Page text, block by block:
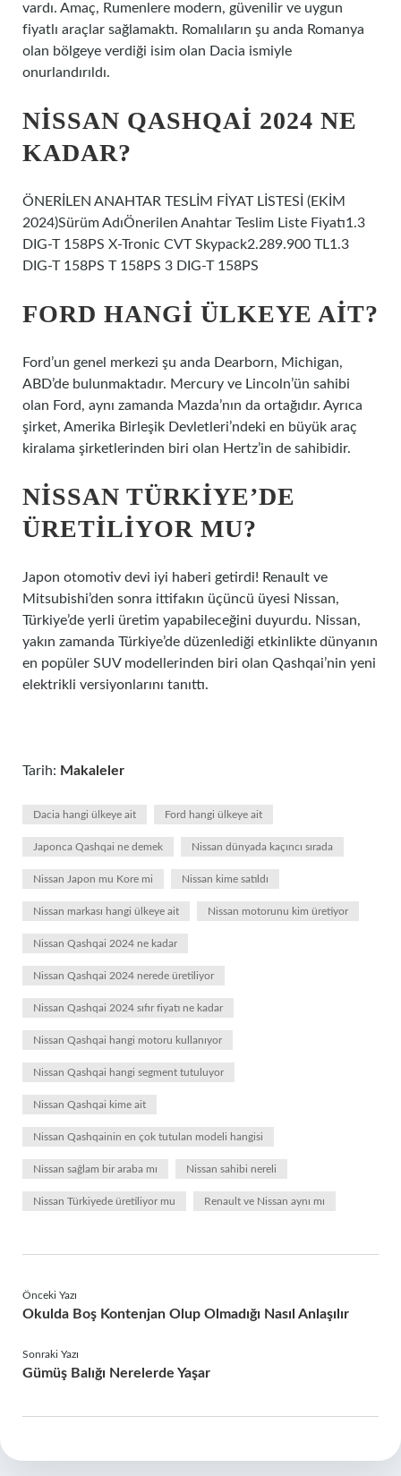
vardı. Amaç, Rumenlere modern, güvenilir ve uygun
fiyatlı araçlar sağlamaktı. Romalıların şu anda Romanya
olan bölgeye verdiği isim olan Dacia ismiyle
onurlandırıldı.
NISSAN QASHQAI 2024 NE
KADAR?
ÖNERİLEN ANAHTAR TESLİM FİYAT LİSTESİ (EKİM
2024)Sürüm AdıÖnerilen Anahtar Teslim Liste Fiyatı1.3
DIG-T 158PS X-Tronic CVT Skypack2.289.900 TL1.3
DIG-T 158PS T 158PS 3 DIG-T 158PS
FORD HANGI ÜLKEYE AIT?
Ford’un genel merkezi şu anda Dearborn, Michigan,
ABD’de bulunmaktadır. Mercury ve Lincoln’ün sahibi
olan Ford, aynı zamanda Mazda’nın da ortağıdır. Ayrıca
şirket, Amerika Birleşik Devletleri’ndeki en büyük araç
kiralama şirketlerinden biri olan Hertz’in de sahibidir.
NISSAN TÜRKIYE’DE
ÜRETILIYOR MU?
Japon otomotiv devi iyi haberi getirdi! Renault ve
Mitsubishi’den sonra ittifakın üçüncü üyesi Nissan,
Türkiye’de yerli üretim yapabileceğini duyurdu. Nissan,
yakın zamanda Türkiye’de düzenlediği etkinlikte dünyanın
en popüler SUV modellerinden biri olan Qashqai’nin yeni
elektrikli versiyonlarını tanıttı.
Tarih: Makaleler
Dacia hangi ülkeye ait Ford hangi ülkeye ait
Japonca Qashqai ne demek Nissan dünyada kaçıncı sırada
Nissan Japon mu Kore mi Nissan kime satıldı
Nissan markası hangi ülkeye ait Nissan motorunu kim üretiyor
Nissan Qashqai 2024 ne kadar
Nissan Qashqai 2024 nerede üretiliyor
Nissan Qashqai 2024 sıfır fiyatı ne kadar
Nissan Qashqai hangi motoru kullanıyor
Nissan Qashqai hangi segment tutuluyor
Nissan Qashqai kime ait
Nissan Qashqainin en çok tutulan modeli hangisi
Nissan sağlam bir araba mı Nissan sahibi nereli
Nissan Türkiyede üretiliyor mu Renault ve Nissan aynı mı
Önceki Yazı
Okulda Boş Kontenjan Olup Olmadığı Nasıl Anlaşılır
Sonraki Yazı
Gümüş Balığı Nerelerde Yaşar